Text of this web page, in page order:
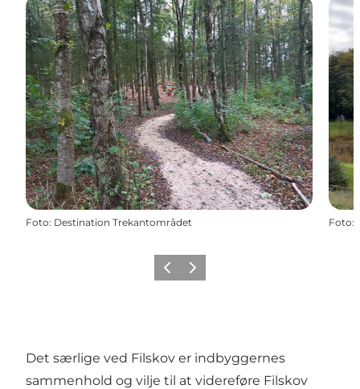
Foto: Destination Trekantområdet Foto:
Forrige billede
Næste billede
Det særlige ved Filskov er indbyggernes
sammenhold og vilje til at videreføre Filskov